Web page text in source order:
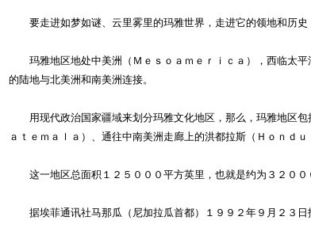
要走进如梦如谜、云里雾里的玛雅世界，走进它的领地和历史
玛雅地区地处中美洲（Ｍｅｓｏａｍｅｒｉｃａ），西临太平
的陆地与北美洲和南美洲连接。
用现代政治国家疆域来划分玛雅文化地区，那么，玛雅地区包
ａｔｅｍａｌａ）、通往中南美洲走廊上的洪都拉斯（Ｈｏｎｄｕ
这一地区总面积１２５０００平方英里，也就是约为３２００
据埃菲通讯社马那瓜（尼加拉瓜首都）１９９２年９月２３日